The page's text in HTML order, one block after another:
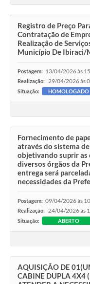
Registro de Preço
Contratação de
Realização de
Município De Ibiraci/
Postagem: 13/04/2026 às
Realização: 29/04/2026 às
Situação: HOMOLOGADO
Fornecimento de
através do sistema
objetivando suprir as
diversos órgãos da
entrega será
necessidades da
Postagem: 09/04/2026 às
Realização: 24/04/2026 às
Situação: ABERTO
AQUISIÇÃO DE
CABINE DUPLA 4X4